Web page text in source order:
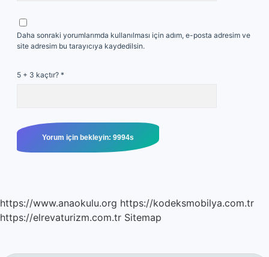
Daha sonraki yorumlarımda kullanılması için adım, e-posta adresim ve
site adresim bu tarayıcıya kaydedilsin.
5 + 3 kaçtır? *
https://www.anaokulu.org https://kodeksmobilya.com.tr
https://elrevaturizm.com.tr Sitemap